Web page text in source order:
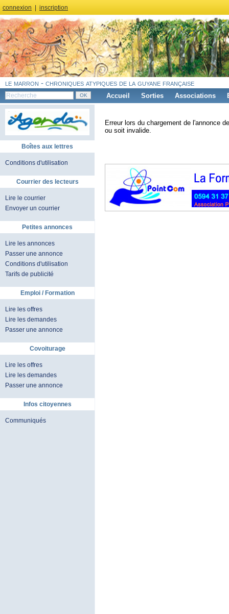
connexion inscription
le marron - chroniques atypiques de la guyane française
Accueil Sorties Associations
Boîtes aux lettres
Conditions d'utilisation
Courrier des lecteurs
Lire le courrier
Envoyer un courrier
Petites annonces
Lire les annonces
Passer une annonce
Conditions d'utilisation
Tarifs de publicité
Emploi / Formation
Lire les offres
Lire les demandes
Passer une annonce
Covoiturage
Lire les offres
Lire les demandes
Passer une annonce
Infos citoyennes
Communiqués
Erreur lors du chargement de l'annonce
ou soit invalide.